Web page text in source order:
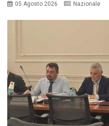
05 Agosto 2026 Nazionale